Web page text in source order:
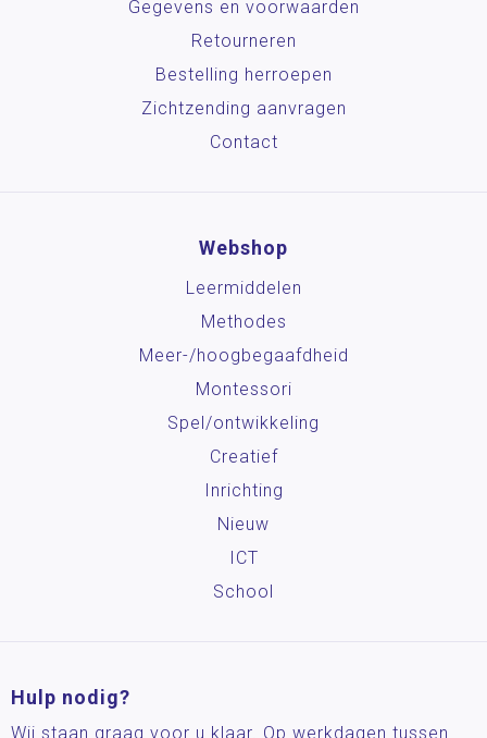
Gegevens en voorwaarden
Retourneren
Bestelling herroepen
Zichtzending aanvragen
Contact
Webshop
Leermiddelen
Methodes
Meer-/hoog­begaafdheid
Montessori
Spel/ontwikkeling
Creatief
Inrichting
Nieuw
ICT
School
Hulp nodig?
Wij staan graag voor u klaar. Op werkdagen tussen